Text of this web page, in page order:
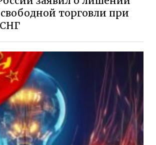
торговли при